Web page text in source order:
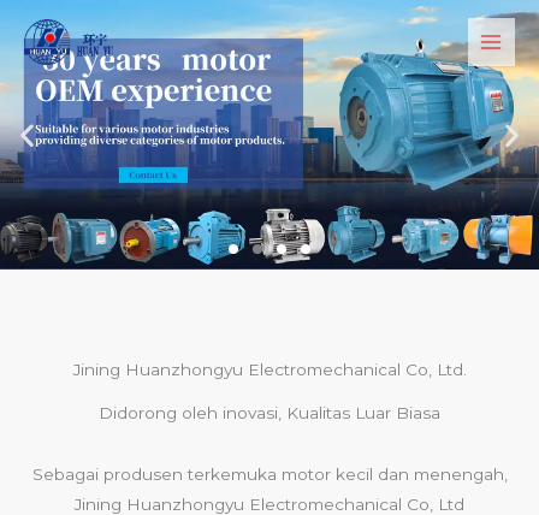
konten
Jining Huanzhongyu Electromechanical Co, Ltd.
Didorong oleh inovasi, Kualitas Luar Biasa
Sebagai produsen terkemuka motor kecil dan menengah,
Jining Huanzhongyu Electromechanical Co, Ltd